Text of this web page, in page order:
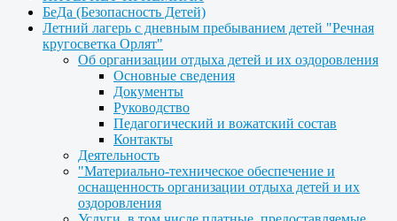
БеДа (Безопасность Детей)
Летний лагерь с дневным пребыванием детей "Речная
кругосветка Орлят"
Об организации отдыха детей и их оздоровления
Основные сведения
Документы
Руководство
Педагогический и вожатский состав
Контакты
Деятельность
"Материально-техническое обеспечение и
оснащенность организации отдыха детей и их
оздоровления